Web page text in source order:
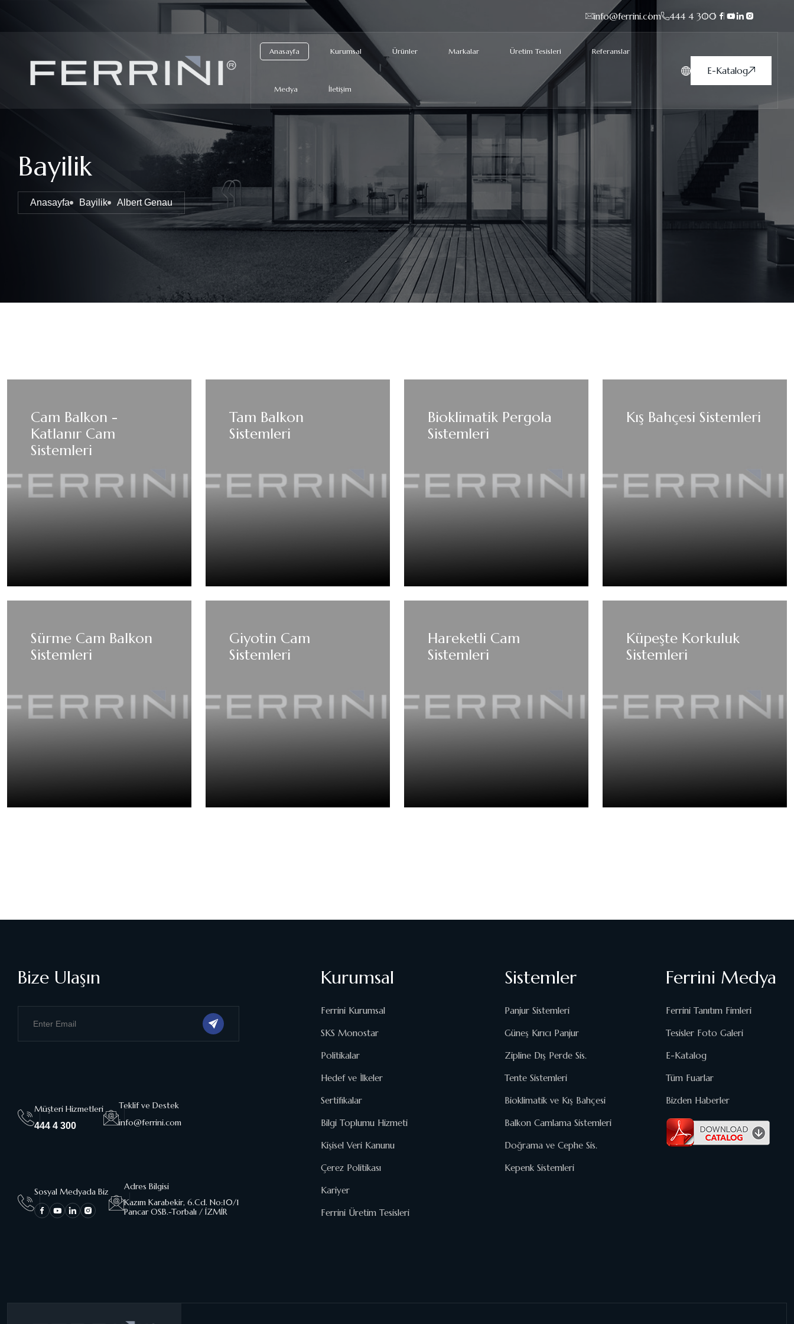
info@ferrini.com 444 4 300
Anasayfa Kurumsal Ürünler Markalar Üretim Tesisleri Referanslar
Medya İletişim
E-Katalog
Bayilik
Anasayfa Bayilik Albert Genau
Cam Balkon -
Katlanır Cam
Sistemleri
Tam Balkon
Sistemleri
Bioklimatik Pergola
Sistemleri
Kış Bahçesi Sistemleri
Sürme Cam Balkon
Sistemleri
Giyotin Cam
Sistemleri
Hareketli Cam
Sistemleri
Küpeşte Korkuluk
Sistemleri
Bize Ulaşın
Müşteri Hizmetleri
444 4 300
Teklif ve Destek
info@ferrini.com
Sosyal Medyada Biz
Adres Bilgisi
Kazım Karabekir, 6.Cd. No:10/1
Pancar OSB.-Torbalı / İZMİR
Kurumsal
Ferrini Kurumsal
SKS Monostar
Politikalar
Hedef ve İlkeler
Sertifikalar
Bilgi Toplumu Hizmeti
Kişisel Veri Kanunu
Çerez Politikası
Kariyer
Ferrini Üretim Tesisleri
Sistemler
Panjur Sistemleri
Güneş Kırıcı Panjur
Zipline Dış Perde Sis.
Tente Sistemleri
Bioklimatik ve Kış Bahçesi
Balkon Camlama Sistemleri
Doğrama ve Cephe Sis.
Kepenk Sistemleri
Ferrini Medya
Ferrini Tanıtım Fimleri
Tesisler Foto Galeri
E-Katalog
Tüm Fuarlar
Bizden Haberler